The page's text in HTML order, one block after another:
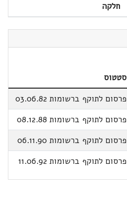
חלקה
סטטוס
פרסום לתוקף ברשומות 03.06.82
פרסום לתוקף ברשומות 08.12.88
פרסום לתוקף ברשומות 06.11.90
פרסום לתוקף ברשומות 11.06.92